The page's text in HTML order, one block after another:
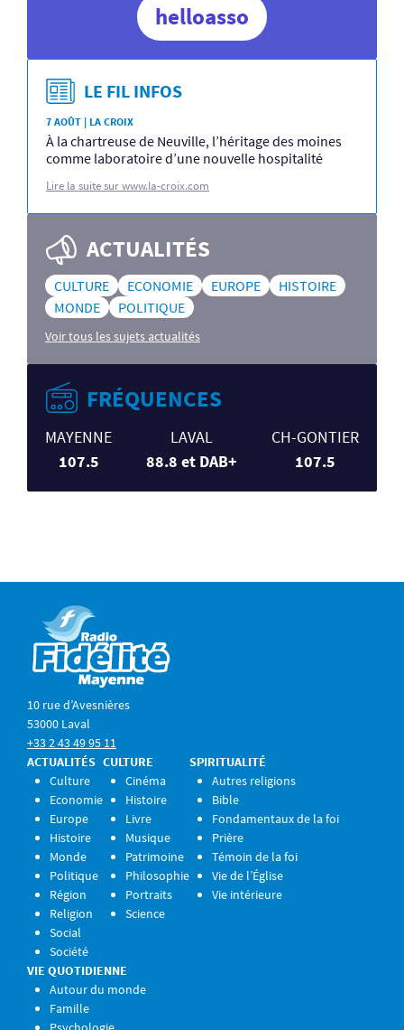
helloasso
LE FIL INFOS
7 AOÛT | LA CROIX
À la chartreuse de Neuville, l’héritage des moines
comme laboratoire d’une nouvelle hospitalité
Lire la suite sur www.la-croix.com
ACTUALITÉS
CULTURE ECONOMIE EUROPE
HISTOIRE
MONDE
POLITIQUE
Voir tous les sujets actualités
FRÉQUENCES
MAYENNE
107.5
LAVAL
88.8 et DAB+
CH-GONTIER
107.5
10 rue d’Avesnières
53000 Laval
+33 2 43 49 95 11
ACTUALITÉS
Culture
Economie
Europe
Histoire
Monde
Politique
Région
Religion
Social
Société
CULTURE
Cinéma
Histoire
Livre
Musique
Patrimoine
Philosophie
Portraits
Science
SPIRITUALITÉ
Autres religions
Bible
Fondamentaux de la foi
Prière
Témoin de la foi
Vie de l’Église
Vie intérieure
VIE QUOTIDIENNE
Autour du monde
Famille